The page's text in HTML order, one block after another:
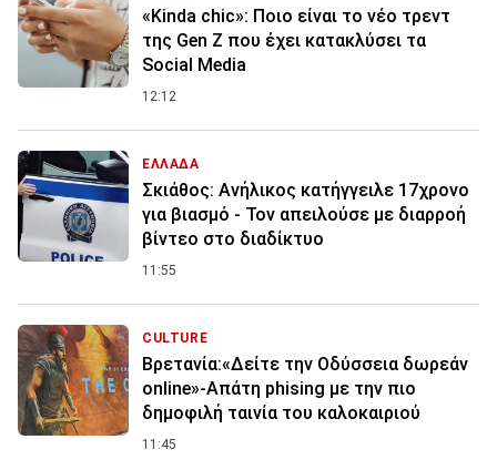
«Kinda chic»: Ποιο είναι το νέο τρεντ
της Gen Z που έχει κατακλύσει τα
Social Media
12:12
ΕΛΛΑΔΑ
Σκιάθος: Ανήλικος κατήγγειλε 17χρονο
για βιασμό - Τον απειλούσε με διαρροή
βίντεο στο διαδίκτυο
11:55
CULTURE
Βρετανία:«Δείτε την Οδύσσεια δωρεάν
online»-Απάτη phising με την πιο
δημοφιλή ταινία του καλοκαιριού
11:45